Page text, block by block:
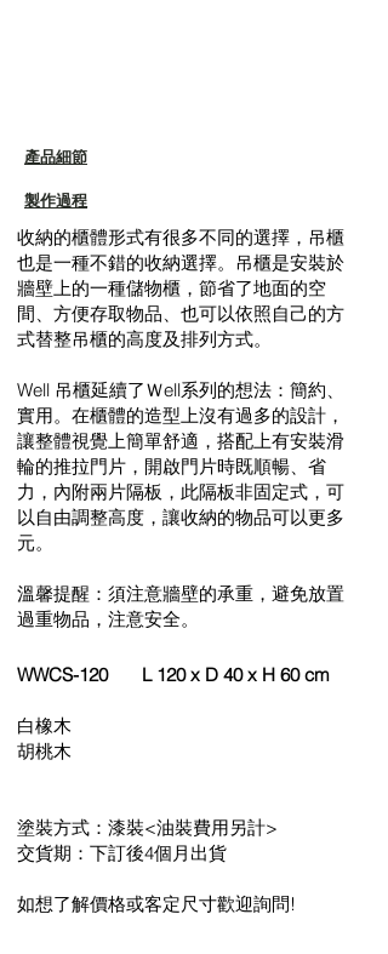
產品細節
製作過程​
收納的櫃體形式有很多不同的選擇，吊櫃
也是一種不錯的收納選擇。吊櫃是安裝於
牆壁上的一種儲物櫃，節省了地面的空
間、方便存取物品、也可以依照自己的方
式替整吊櫃的高度及排列方式。
Well 吊櫃延續了Ｗell系列的想法：簡約、
實用。在櫃體的造型上沒有過多的設計，
讓整體視覺上簡單舒適，搭配上有安裝滑
輪的推拉門片，開啟門片時既順暢、省
力，內附兩片隔板，此隔板非固定式，可
以自由調整高度，讓收納的物品可以更多
元。
溫馨提醒：須注意牆壁的承重，避免放置
過重物品，注意安全。
WWCS-120 L 120 x D 40 x H 60 cm
白橡木
胡桃木
塗裝方式：漆裝<油裝費用另計>
交貨期：下訂後4個月出貨
如想了解價格或客定尺寸歡迎詢問!